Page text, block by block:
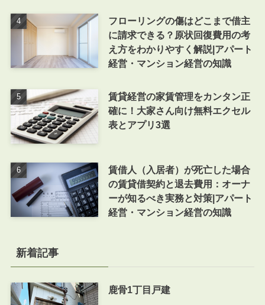
フローリングの傷はどこまで借主
に請求できる？原状回復費用の考
え方をわかりやすく解説|アパート
経営・マンション経営の知識
賃貸経営の家賃管理をカンタン正
確に！大家さん向け無料エクセル
表とアプリ3選
賃借人（入居者）が死亡した場合
の賃貸借契約と退去費用：オーナ
ーが知るべき実務と対策|アパート
経営・マンション経営の知識
新着記事
鹿骨1丁目戸建